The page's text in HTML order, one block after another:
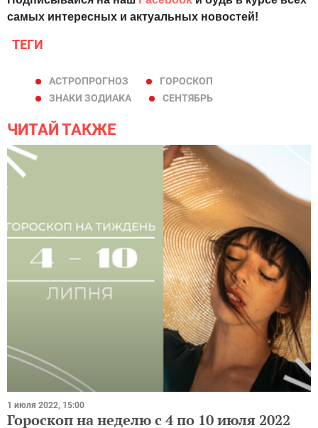
самых интересных и актуальных новостей!
ТЕГИ
АСТРОПРОГНОЗ
ГОРОСКОП
ЗНАКИ ЗОДИАКА
СЕНТЯБРЬ
ЧИТАЙ ТАКЖЕ
1 июля 2022, 15:00
Гороскоп на неделю с 4 по 10 июля 2022